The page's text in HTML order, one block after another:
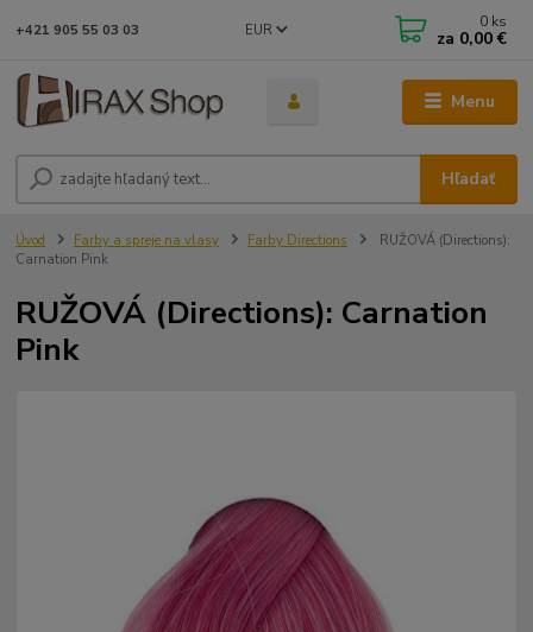
Menu
EUR
Hľadať
+421 905 55 03 03 0 ks
za 0,00 €
Úvod Farby a spreje na vlasy Farby Directions
RUŽOVÁ (Directions):
Carnation Pink
RUŽOVÁ (Directions): Carnation
Pink